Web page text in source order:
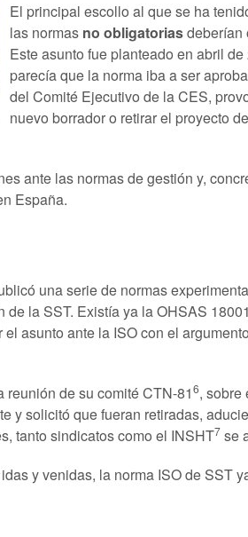
El principal escollo al que se ha
las normas no obligatoriasdeberían
Este asunto fue planteado en abril
parecía que la norma iba a ser
del Comité Ejecutivo de la CES,
nuevo borrador o retirar el proyecto
ante las normas de gestión y,
España.
una serie de normas
la SST. Existía ya la OHSAS
el asunto ante la ISO con el
de su comité CTN-816, sobre
y solicitó que fueran retiradas,
tanto sindicatos como el INSHT7 se
y venidas, la norma ISO de SST